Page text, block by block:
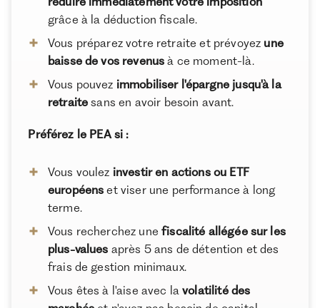
grâce à la déduction fiscale.
Vous préparez votre retraite et prévoyez une
baisse de vos revenus à ce moment-là.
Vous pouvez immobiliser l'épargne jusqu'à la
retraite sans en avoir besoin avant.
Préférez le PEA si :
Vous voulez investir en actions ou ETF
européens et viser une performance à long
terme.
Vous recherchez unefiscalité allégée sur les
plus-values après 5 ans de détention et des
frais de gestion minimaux.
Vous êtes à l'aise avec lavolatilité des